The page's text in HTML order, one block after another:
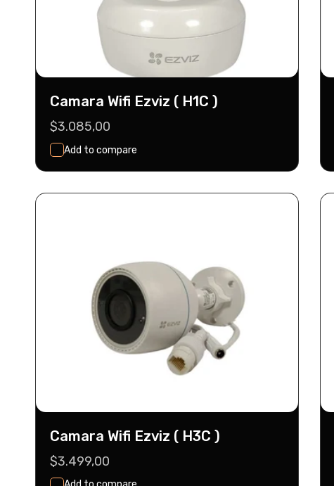
:Camara Wifi Ezviz ( H1C )
Precio
habitual
$3.085,00
Add to compare
Agregar Al Carrito
Camara Wifi Ezviz ( H3C )
Precio
habitual
$3.499,00